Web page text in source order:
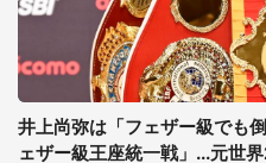
井上尚弥は「フェザー級でも
ェザー級王座統一戦」...元世